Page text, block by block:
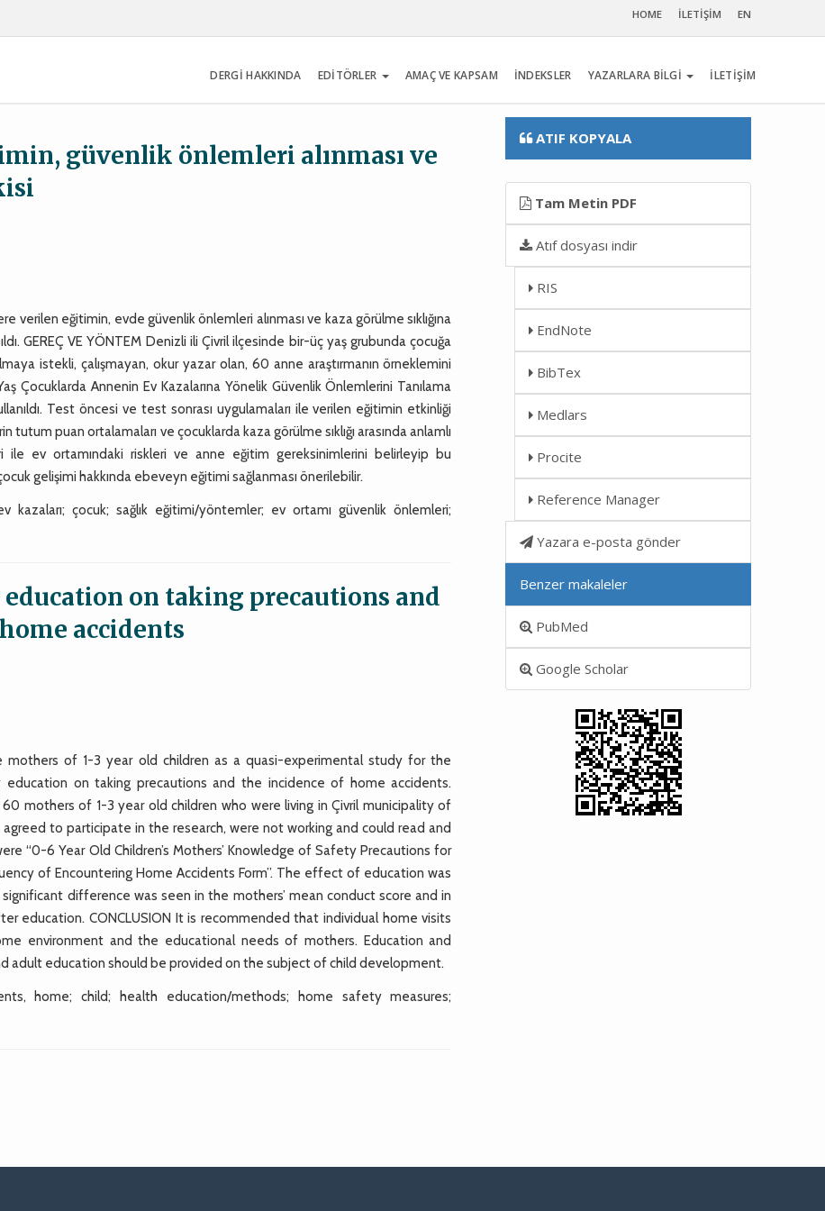
HOME İLETİŞİM EN
DERGİ HAKKINDA EDİTÖRLER AMAÇ VE KAPSAM İNDEKSLER YAZARLARA BİLGİ İLETİŞİM
güvenlik önlemleri alınması ve
verilen eğitimin, evde güvenlik önlemleri alınması ve kaza görülme sıklığına
GEREÇ VE YÖNTEM Denizli ili Çivril ilçesinde bir-üç yaş grubunda çocuğa
istekli, çalışmayan, okur yazar olan, 60 anne araştırmanın örneklemini
Çocuklarda Annenin Ev Kazalarına Yönelik Güvenlik Önlemlerini Tanılama
Test öncesi ve test sonrası uygulamaları ile verilen eğitimin etkinliği
puan ortalamaları ve çocuklarda kaza görülme sıklığı arasında anlamlı
ile ev ortamındaki riskleri ve anne eğitim gereksinimlerini belirleyip bu
gelişimi hakkında ebeveyn eğitimi sağlanması önerilebilir.
kazaları; çocuk; sağlık eğitimi/yöntemler; ev ortamı güvenlik önlemleri;
on taking precautions and
accidents
mothers of 1-3 year old children as a quasi-experimental study for the
on taking precautions and the incidence of home accidents.
mothers of 1-3 year old children who were living in Çivril municipality of
to participate in the research, were not working and could read and
“0-6 Year Old Children’s Mothers’ Knowledge of Safety Precautions for
of Encountering Home Accidents Form”. The effect of education was
difference was seen in the mothers’ mean conduct score and in
education. CONCLUSION It is recommended that individual home visits
environment and the educational needs of mothers. Education and
adult education should be provided on the subject of child development.
home; child; health education/methods; home safety measures;
ATIF KOPYALA
Tam Metin PDF
Atıf dosyası indir
RIS
EndNote
BibTex
Medlars
Procite
Reference Manager
Yazara e-posta gönder
Benzer makaleler
PubMed
Google Scholar